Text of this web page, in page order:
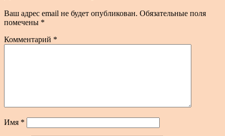
Ваш адрес email не будет опубликован. Обязательные поля
помечены *
Комментарий *
Имя *